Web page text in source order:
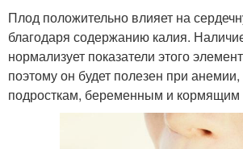
Плод положительно влияет на
благодаря содержанию калия.
нормализует показатели этого
поэтому он будет полезен при
подросткам, беременным и